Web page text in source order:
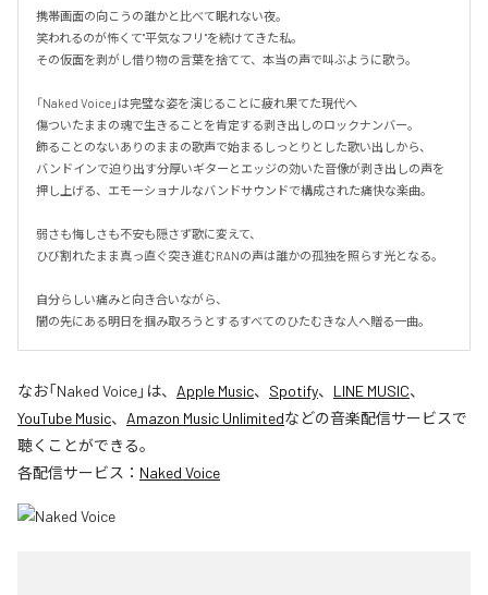
携帯画面の向こうの誰かと比べて眠れない夜。
笑われるのが怖くて"平気なフリ"を続けてきた私。
その仮面を剥がし借り物の言葉を捨てて、本当の声で叫ぶように歌う。
「Naked Voice」は完璧な姿を演じることに疲れ果てた現代へ
傷ついたままの魂で生きることを肯定する剥き出しのロックナンバー。
飾ることのないありのままの歌声で始まるしっとりとした歌い出しから、
バンドインで迫り出す分厚いギターとエッジの効いた音像が剥き出しの声を
押し上げる、エモーショナルなバンドサウンドで構成された痛快な楽曲。
弱さも悔しさも不安も隠さず歌に変えて、
ひび割れたまま真っ直ぐ突き進むRANの声は誰かの孤独を照らす光となる。
自分らしい痛みと向き合いながら、
闇の先にある明日を掴み取ろうとするすべてのひたむきな人へ贈る一曲。
なお「Naked Voice」は、 Apple Music、 Spotify、 LINE MUSIC、
YouTube Music、 Amazon Music Unlimitedなどの音楽配信サービスで
聴くことができる。
各配信サービス： Naked Voice